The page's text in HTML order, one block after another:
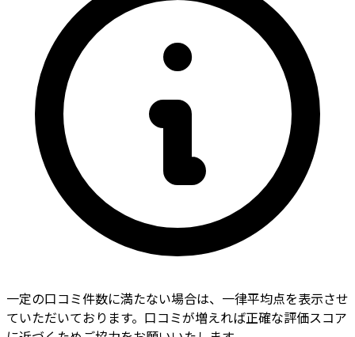
一定の口コミ件数に満たない場合は、一律平均点を表示させ
ていただいております。口コミが増えれば正確な評価スコア